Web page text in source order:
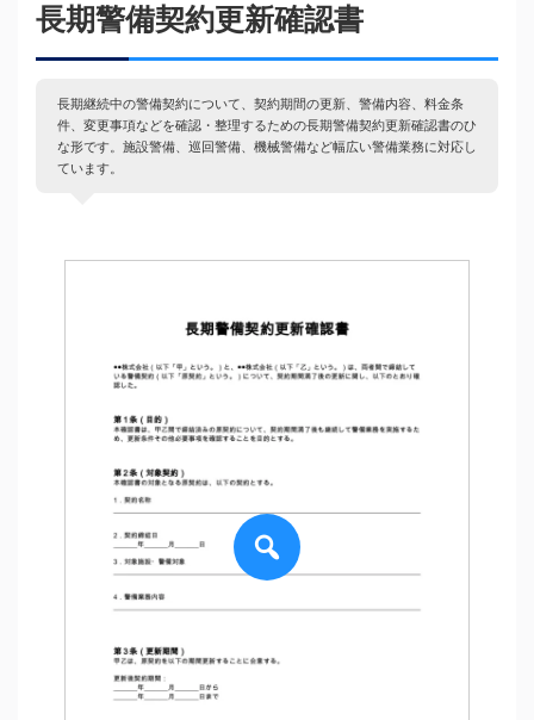
長期警備契約更新確認書
長期継続中の警備契約について、契約期間の更新、警備内容、料金条
件、変更事項などを確認・整理するための長期警備契約更新確認書のひ
な形です。施設警備、巡回警備、機械警備など幅広い警備業務に対応し
ています。